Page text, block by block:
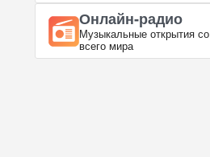
Онлайн‑радио
Музыкальные открытия со
всего мира